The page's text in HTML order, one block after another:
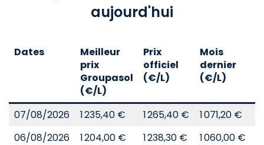
aujourd'hui
Dates
Meilleur
prix
Groupasol
(€/L)
Prix
officiel
(€/L)
Mois
dernier
(€/L)
07/08/2026 1 235,40 € 1 265,40 € 1 071,20 €
06/08/2026
1 204,00 € 1 238,30 € 1 060,00 €